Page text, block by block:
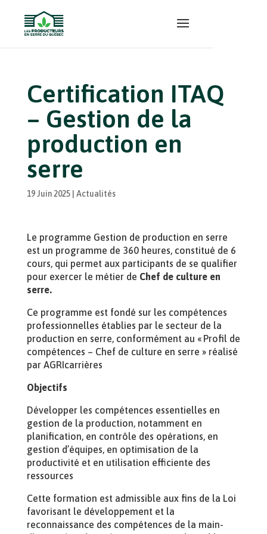
Certification ITAQ
– Gestion de la
production en
serre
19 Juin 2025| Actualités
Le programme Gestion de production en serre
est un programme de 360 heures, constitué de 6
cours, qui permet aux participants de se qualifier
pour exercer le métier de Chef de culture en
serre.
Ce programme est fondé sur les compétences
professionnelles établies par le secteur de la
production en serre, conformément au « Profil de
compétences – Chef de culture en serre » réalisé
par AGRIcarrières
Objectifs
Développer les compétences essentielles en
gestion de la production, notamment en
planification, en contrôle des opérations, en
gestion d’équipes, en optimisation de la
productivité et en utilisation efficiente des
ressources
Cette formation est admissible aux fins de la Loi
favorisant le développement et la
reconnaissance des compétences de la main-